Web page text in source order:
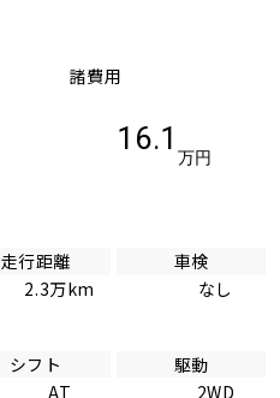
諸費用
16.1
万円
走行距離
2.3万km
車検
なし
シフト
AT
駆動
2WD